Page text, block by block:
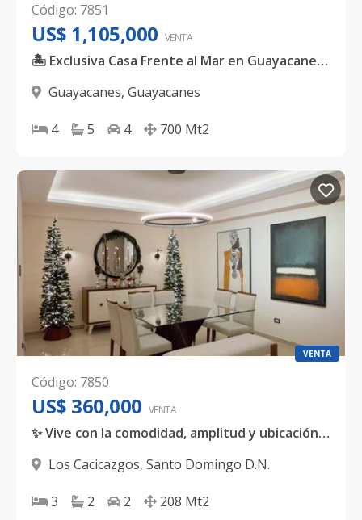
Código: 7851
US$ 1,105,000 VENTA
🏝️ Exclusiva Casa Frente al Mar en Guayacanes 🌊
Guayacanes, Guayacanes
4 5 4 700 Mt2
VENTA
Código: 7850
US$ 360,000 VENTA
✨ Vive con la comodidad, amplitud y ubicación que siempre has soñado.
Los Cacicazgos, Santo Domingo D.N.
3 2 2 208 Mt2